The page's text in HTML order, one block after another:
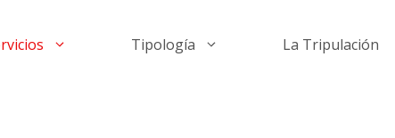
Tipología La Tripulación